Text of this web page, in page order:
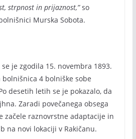
strpnost in prijaznost,”so
Murska Sobota.
je zgodila 15. novembra 1893.
4 bolniške sobe
desetih letih se je pokazalo, da
Zaradi povečanega obsega
začele raznovrstne adaptacije in
na novi lokaciji v Rakičanu.